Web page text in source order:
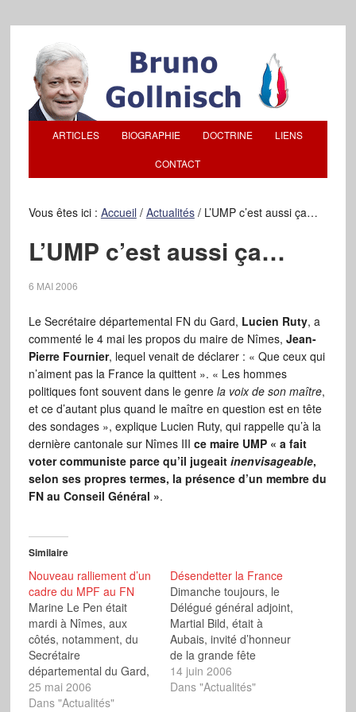
ARTICLES BIOGRAPHIE DOCTRINE LIENS
CONTACT
Vous êtes ici : Accueil / Actualités /L’UMP c’est aussi ça…
L’UMP c’est aussi ça…
6 MAI 2006
Le Secrétaire départemental FN du Gard, Lucien Ruty, a
commenté le 4 mai les propos du maire de Nîmes, Jean-
Pierre Fournier, lequel venait de déclarer : « Que ceux qui
n’aiment pas la France la quittent ». « Les hommes
politiques font souvent dans le genre la voix de son maître,
et ce d’autant plus quand le maître en question est en tête
des sondages », explique Lucien Ruty, qui rappelle qu’à la
dernière cantonale sur Nîmes III ce maire UMP « a fait
voter communiste parce qu’il jugeait inenvisageable,
selon ses propres termes, la présence d’un membre du
FN au Conseil Général ».
Similaire
Nouveau ralliement d’un
cadre du MPF au FN
Marine Le Pen était
mardi à Nîmes, aux
côtés, notamment, du
Secrétaire
départemental du Gard,
Lucien Ruty, pour
évoquer la campagne
25 mai 2006
Dans "Actualités"
Désendetter la France
Dimanche toujours, le
Délégué général adjoint,
Martial Bild, était à
Aubais, invité d’honneur
de la grande fête
départementale du
Gard, en présence du
14 juin 2006
Dans "Actualités"